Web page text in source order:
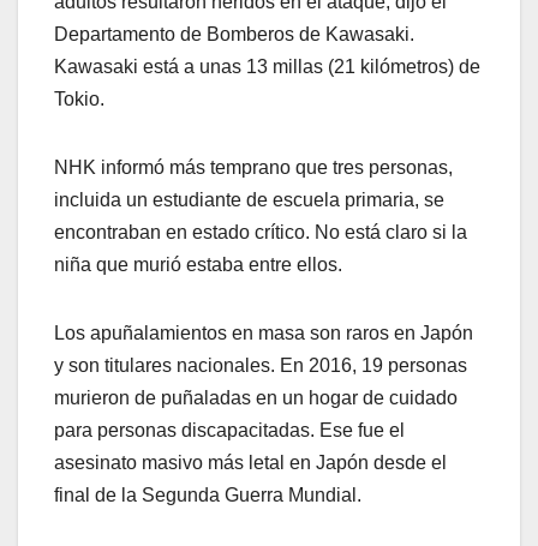
Departamento de Bomberos de Kawasaki.
Kawasaki está a unas 13 millas (21 kilómetros) de
Tokio.
NHK informó más temprano que tres personas,
incluida un estudiante de escuela primaria, se
encontraban en estado crítico. No está claro si la
niña que murió estaba entre ellos.
Los apuñalamientos en masa son raros en Japón
y son titulares nacionales. En 2016, 19 personas
murieron de puñaladas en un hogar de cuidado
para personas discapacitadas. Ese fue el
asesinato masivo más letal en Japón desde el
final de la Segunda Guerra Mundial.